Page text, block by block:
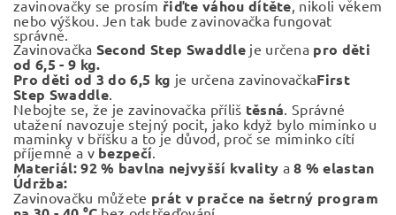
zavinovačky se prosím řiďte váhou dítěte, nikoli věkem
nebo výškou. Jen tak bude zavinovačka fungovat
správně.
Zavinovačka Second Step Swaddleje určena pro děti
od 6,5 - 9 kg.
Pro děti od 3 do 6,5 kg je určena zavinovačkaFirst
Step Swaddle.
Nebojte se, že je zavinovačka příliš těsná. Správné
utažení navozuje stejný pocit, jako když bylo miminko u
maminky v bříšku a to je důvod, proč se miminko cítí
příjemně a v bezpečí.
Materiál: 92 % bavlna nejvyšší kvality a8 % elastan
Údržba:
Zavinovačku můžete prát v pračce na šetrný program